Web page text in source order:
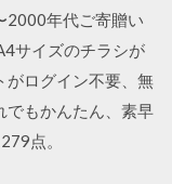
年代ご寄贈い
サイズのチラシが
がログイン不要、無
でもかんたん、素早
点。